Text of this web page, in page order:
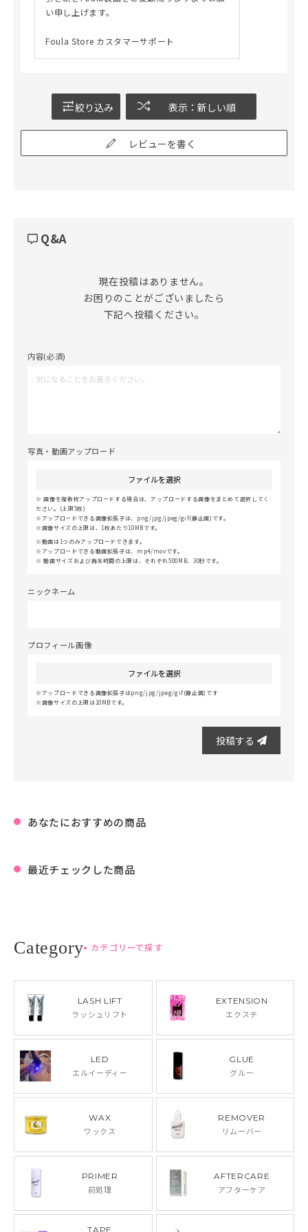
い申し上げます。
Foula Store カスタマーサポート
絞り込み 表示：新しい順
レビューを書く
Q&A
現在投稿はありません。
お困りのことがございましたら
下記へ投稿ください。
内容(必須)
写真・動画アップロード
ファイルを選択
画像を複数枚アップロードする場合は、アップロードする画像をまとめて選択してく
ださい。(上限5枚)
アップロードできる画像拡張子は、png/jpg/jpeg/gif(静止画)です。
画像サイズの上限は、1枚あたり10MBです。
動画は1つのみアップロードできます。
アップロードできる動画拡張子は、mp4/movです。
動画サイズおよび再生時間の上限は、それぞれ500MB、30秒です。
ニックネーム
プロフィール画像
ファイルを選択
アップロードできる画像拡張子はpng/jpg/jpeg/gif(静止画)です
画像サイズの上限は10MBです。
投稿する
あなたにおすすめの商品
最近チェックした商品
カテゴリーで探す
LASH LIFT
ラッシュリフト
EXTENSION
エクステ
LED
エルイーディー
GLUE
グルー
WAX
ワックス
REMOVER
リムーバー
PRIMER
前処理
AFTERCARE
アフターケア
TAPE